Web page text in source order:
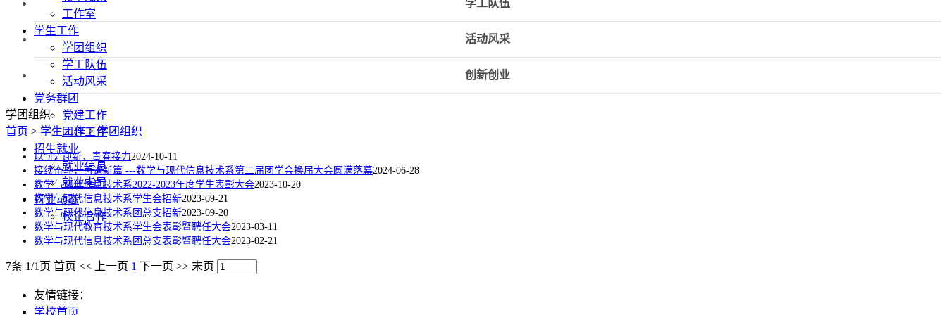
工作室
学生工作
学团组织
学工队伍
活动风采
党务群团
党建工作
团建工作
招生就业
就业信息
就业指导
行业动态
校企合作
学工队伍
活动风采
创新创业
学团组织
首页 > 学生工作>学团组织
以“心”迎新，青春接力2024-10-11
接续奋斗，再谱新篇 ---数学与现代信息技术系第二届团学会换届大会圆满落幕2024-06-28
数学与现代信息技术系2022-2023年度学生表彰大会2023-10-20
数学与现代信息技术系学生会招新2023-09-21
数学与现代信息技术系团总支招新2023-09-20
数学与现代教育技术系学生会表彰暨聘任大会2023-03-11
数学与现代信息技术系团总支表彰暨聘任大会2023-02-21
7条 1/1页 首页 << 上一页 1 下一页 >> 末页
友情链接：
学校首页